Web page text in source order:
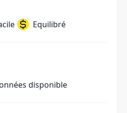
Equilibré
disponible